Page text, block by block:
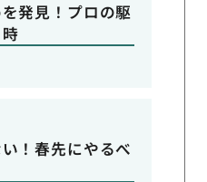
発見！プロの駆
！春先にやるべ